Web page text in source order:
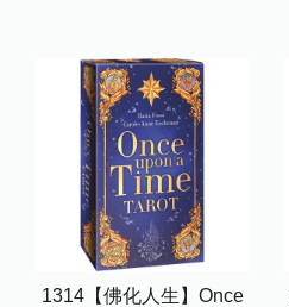
1314【佛化人生】Once